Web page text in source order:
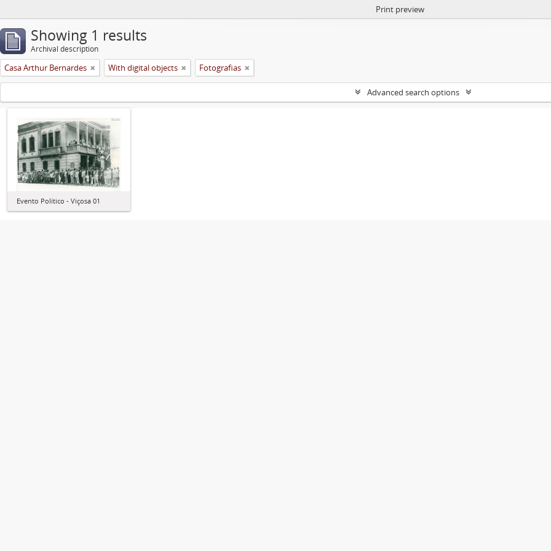
Print preview
Showing 1 results
Archival description
Casa Arthur Bernardes With digital objects Fotografias
Advanced search options
Evento Político - Viçosa 01